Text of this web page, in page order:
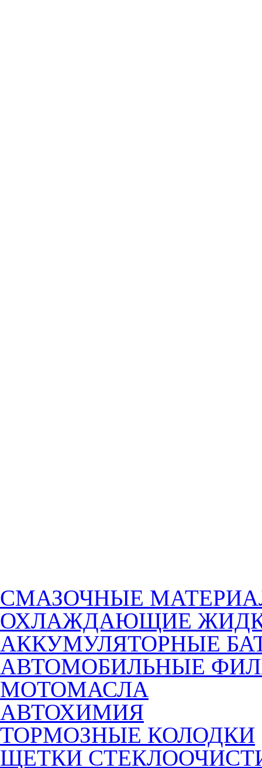
СМАЗОЧНЫЕ
ОХЛАЖДАЮЩИЕ
АККУМУЛЯТОРНЫЕ
АВТОМОБИЛЬНЫЕ
МОТОМАСЛА
АВТОХИМИЯ
ТОРМОЗНЫЕ КОЛОДКИ
ЩЕТКИ